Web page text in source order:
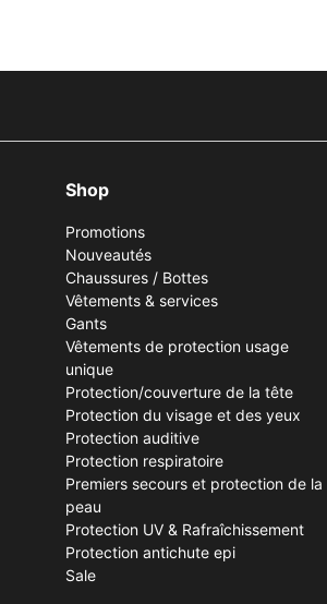
Shop
Promotions
Nouveautés
Chaussures / Bottes
Vêtements & services
Gants
Vêtements de protection usage
unique
Protection/couverture de la tête
Protection du visage et des yeux
Protection auditive
Protection respiratoire
Premiers secours et protection de la
peau
Protection UV & Rafraîchissement
Protection antichute epi
Sale